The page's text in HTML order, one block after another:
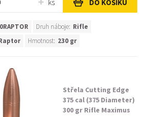
ks DO KOŠÍKU
Druh náboje: Rifle
Hmotnost: 230 gr
Střela Cutting Edge
375 cal (375 Diameter)
300 gr Rifle Maximus